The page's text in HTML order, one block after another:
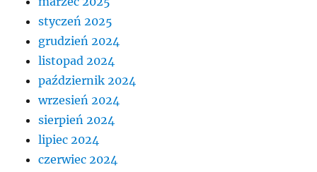
styczeń 2025
grudzień 2024
listopad 2024
październik 2024
wrzesień 2024
sierpień 2024
lipiec 2024
czerwiec 2024